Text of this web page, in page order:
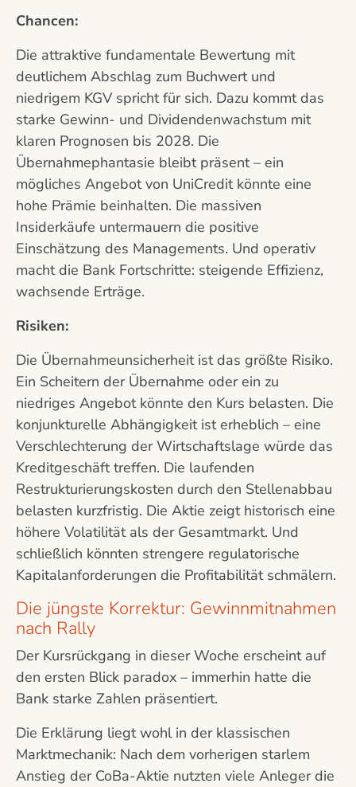
Chancen:
Die attraktive fundamentale Bewertung mit
deutlichem Abschlag zum Buchwert und
niedrigem KGV spricht für sich. Dazu kommt das
starke Gewinn- und Dividendenwachstum mit
klaren Prognosen bis 2028. Die
Übernahmephantasie bleibt präsent – ein
mögliches Angebot von UniCredit könnte eine
hohe Prämie beinhalten. Die massiven
Insiderkäufe untermauern die positive
Einschätzung des Managements. Und operativ
macht die Bank Fortschritte: steigende Effizienz,
wachsende Erträge.
Risiken:
Die Übernahmeunsicherheit ist das größte Risiko.
Ein Scheitern der Übernahme oder ein zu
niedriges Angebot könnte den Kurs belasten. Die
konjunkturelle Abhängigkeit ist erheblich – eine
Verschlechterung der Wirtschaftslage würde das
Kreditgeschäft treffen. Die laufenden
Restrukturierungskosten durch den Stellenabbau
belasten kurzfristig. Die Aktie zeigt historisch eine
höhere Volatilität als der Gesamtmarkt. Und
schließlich könnten strengere regulatorische
Kapitalanforderungen die Profitabilität schmälern.
Die jüngste Korrektur: Gewinnmitnahmen
nach Rally
Der Kursrückgang in dieser Woche erscheint auf
den ersten Blick paradox – immerhin hatte die
Bank starke Zahlen präsentiert.
Die Erklärung liegt wohl in der klassischen
Marktmechanik: Nach dem vorherigen starlem
Anstieg der CoBa-Aktie nutzten viele Anleger die